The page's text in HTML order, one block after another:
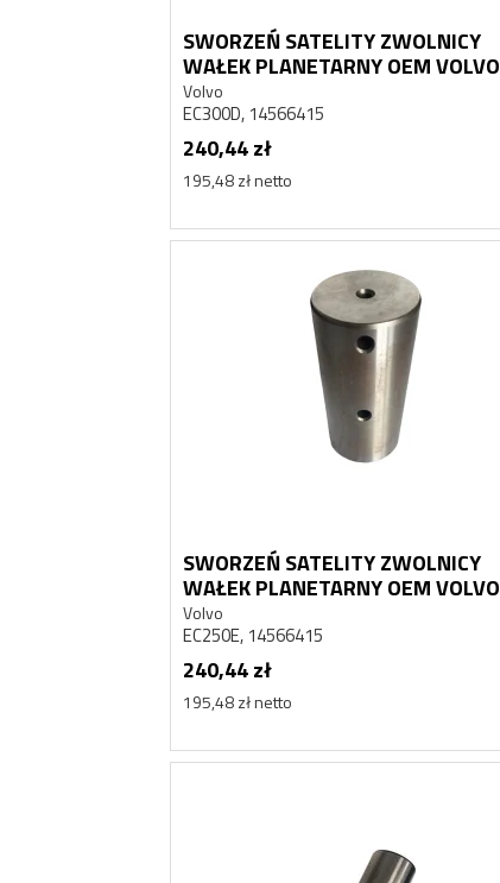
SWORZEŃ SATELITY ZWOLNICY
WAŁEK PLANETARNY OEM VOLVO
EC300D
Volvo
EC300D, 14566415
240,44 zł
195,48 zł netto
SWORZEŃ SATELITY ZWOLNICY
WAŁEK PLANETARNY OEM VOLVO
EC250E
Volvo
EC250E, 14566415
240,44 zł
195,48 zł netto